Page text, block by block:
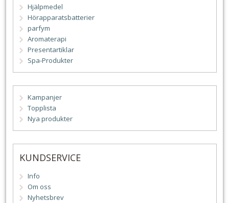
Hjälpmedel
Hörapparatsbatterier
parfym
Aromaterapi
Presentartiklar
Spa-Produkter
Kampanjer
Topplista
Nya produkter
KUNDSERVICE
Info
Om oss
Nyhetsbrev